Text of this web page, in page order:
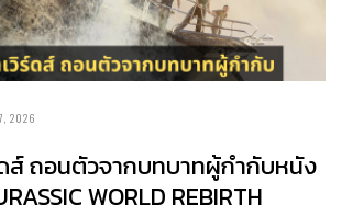
2026
ดส์ ถอนตัวจากบทบาทผู้กำกับหนัง
WORLD REBIRTH